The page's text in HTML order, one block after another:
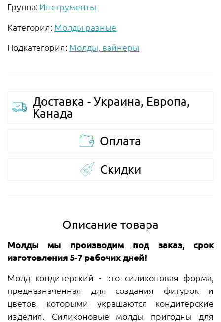
Группа: Инструменты
Категория: Молды разные
Подкатегория: Молды, вайнеры
Доставка - Украина, Европа,
Канада
Оплата
Скидки
Описание товара
Молды мы производим под заказ, срок
изготовления 5-7 рабочих дней!
Молд кондитерский - это силиконовая форма,
предназначенная для создания фигурок и
цветов, которыми украшаются кондитерские
изделия. Силиконовые молды пригодны для